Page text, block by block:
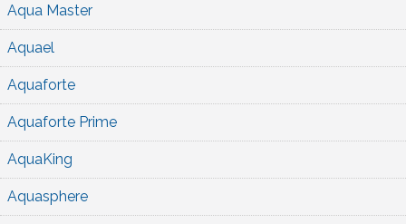
Aqua Master
Aquael
Aquaforte
Aquaforte Prime
AquaKing
Aquasphere